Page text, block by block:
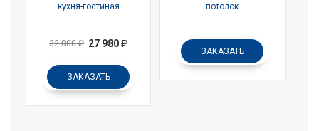
кухня-гостиная
32 000₽ 27 980₽
ЗАКАЗАТЬ
потолок
ЗАКАЗАТЬ